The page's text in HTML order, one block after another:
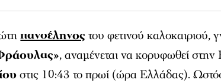
πανσέληνος του φετινού καλοκαιριού,
, αναμένεται να κορυφωθεί
στις 10:43 το πρωί (ώρα Ελλάδας).